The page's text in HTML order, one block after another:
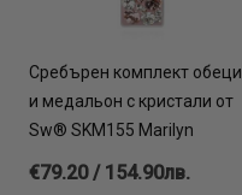
Сребърен комплект обеци
и медальон с кристали от
Sw® SKM155 Marilyn
€79.20 / 154.90лв.